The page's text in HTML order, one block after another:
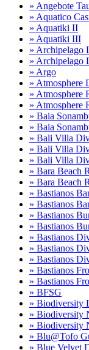
» Angebote
» Aquatico
» Aquatiki II
» Aquatiki III
» Archipelago
» Archipelago
» Argo
» Atmosphere
» Atmosphere
» Atmosphere
» Baia
» Baia
» Bali Villa
» Bali Villa
» Bali Villa
» Bara Beach
» Bara Beach
» Bastianos
» Bastianos
» Bastianos
» Bastianos
» Bastianos
» Bastianos
» Bastianos
» Bastianos
» Bastianos
» BFSG
» Biodiversity
» Biodiversity
» Biodiversity
» Blu@Tofo
» Blue Velvet